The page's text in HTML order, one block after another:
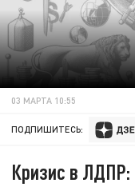
03 МАРТА 10:55
ПОДПИШИТЕСЬ:
Кризис в ЛДПР: